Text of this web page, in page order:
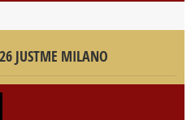
JUSTME MILANO